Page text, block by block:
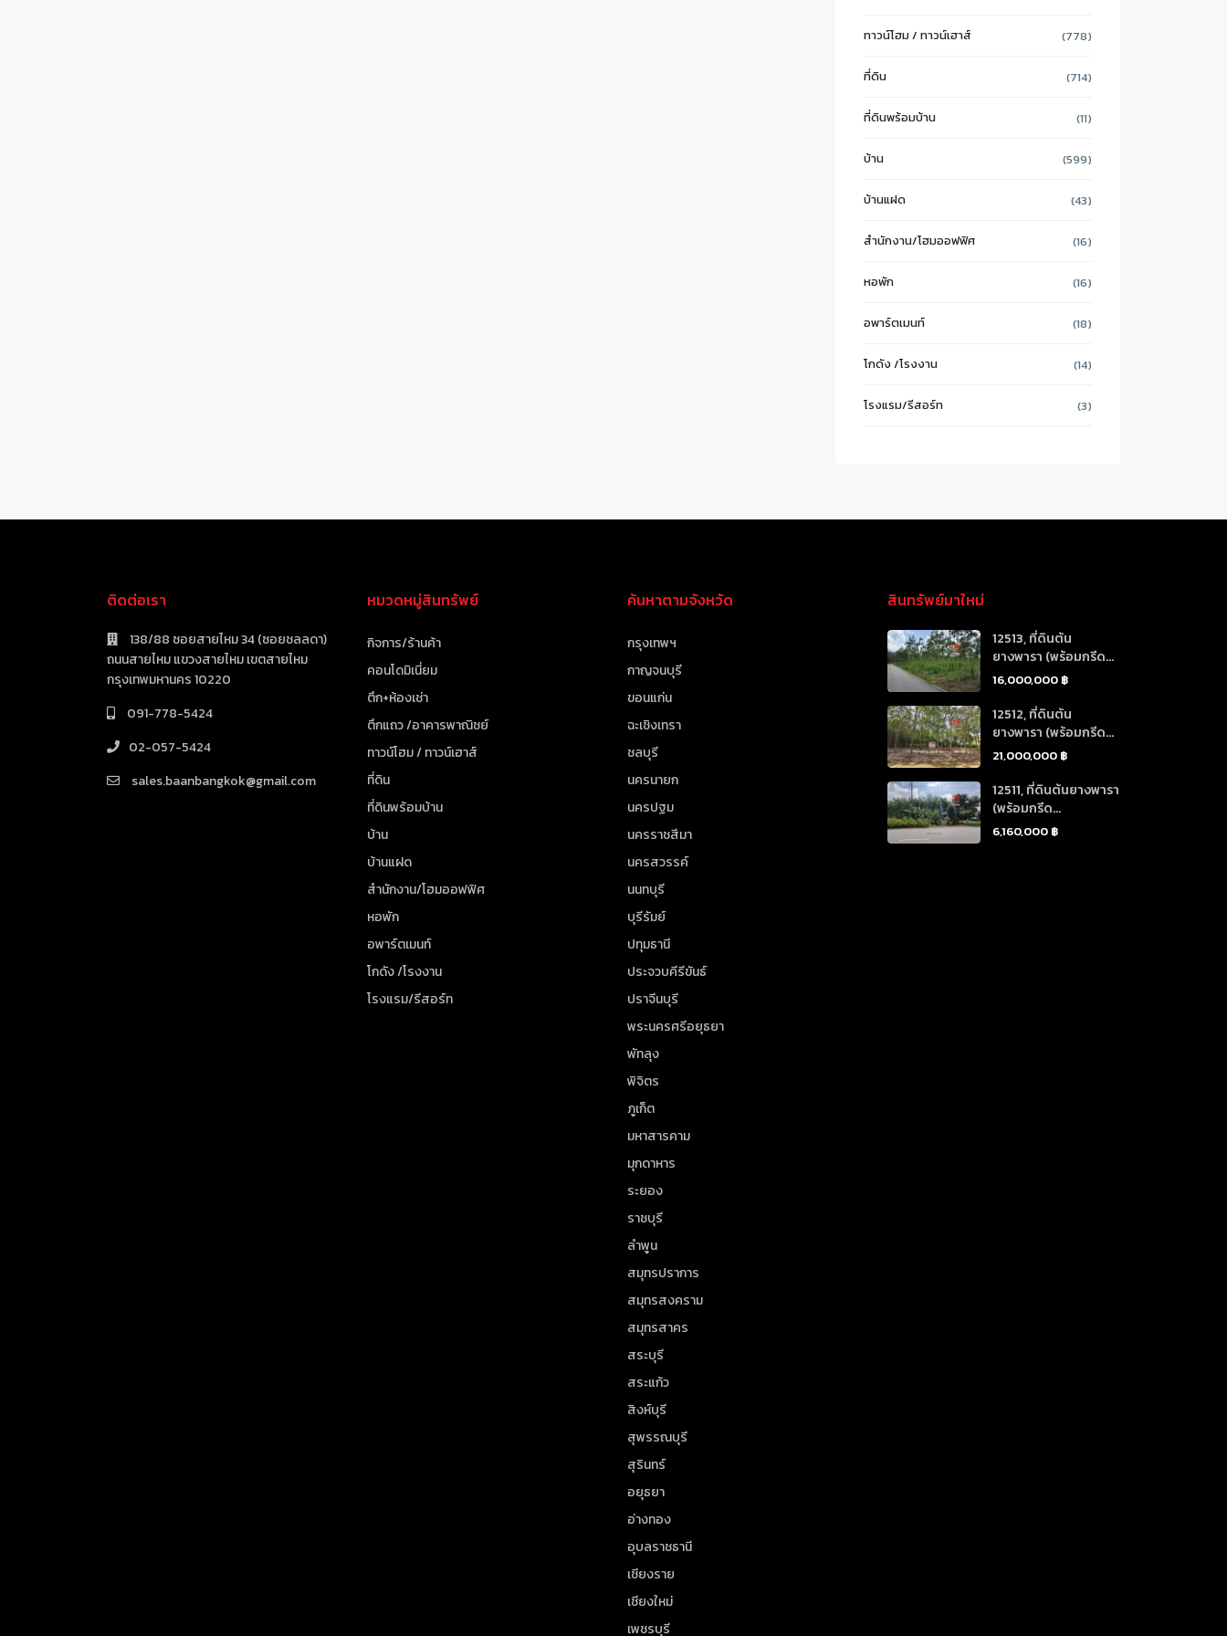
ทาวน์โฮม / ทาวน์เฮาส์ (778)
ที่ดิน (714)
ที่ดินพร้อมบ้าน (11)
บ้าน (599)
บ้านแฝด (43)
สำนักงาน/โฮมออฟฟิศ (16)
หอพัก (16)
อพาร์ตเมนท์ (18)
โกดัง /โรงงาน (14)
โรงแรม/รีสอร์ท (3)
ติดต่อเรา
138/88 ซอยสายไหม 34 (ซอยชลลดา)
ถนนสายไหม แขวงสายไหม เขตสายไหม
กรุงเทพมหานคร 10220
091-778-5424
02-057-5424
sales.baanbangkok@gmail.com
หมวดหมู่สินทรัพย์
กิจการ/ร้านค้า
คอนโดมิเนี่ยม
ตึก+ห้องเช่า
ตึกแถว /อาคารพาณิชย์
ทาวน์โฮม / ทาวน์เฮาส์
ที่ดิน
ที่ดินพร้อมบ้าน
บ้าน
บ้านแฝด
สำนักงาน/โฮมออฟฟิศ
หอพัก
อพาร์ตเมนท์
โกดัง /โรงงาน
โรงแรม/รีสอร์ท
ค้นหาตามจังหวัด
กรุงเทพฯ
กาญจนบุรี
ขอนแก่น
ฉะเชิงเทรา
ชลบุรี
นครนายก
นครปฐม
นครราชสีมา
นครสวรรค์
นนทบุรี
บุรีรัมย์
ปทุมธานี
ประจวบคีรีขันธ์
ปราจีนบุรี
พระนครศรีอยุธยา
พัทลุง
พิจิตร
ภูเก็ต
มหาสารคาม
มุกดาหาร
ระยอง
ราชบุรี
ลำพูน
สมุทรปราการ
สมุทรสงคราม
สมุทรสาคร
สระบุรี
สระแก้ว
สิงห์บุรี
สุพรรณบุรี
สุรินทร์
อยุธยา
อ่างทอง
อุบลราชธานี
เชียงราย
เชียงใหม่
เพชรบุรี
สินทรัพย์มาใหม่
12513, ที่ดินต้น
ยางพารา (พร้อมกรีด...
16,000,000 ฿
12512, ที่ดินต้น
ยางพารา (พร้อมกรีด...
21,000,000 ฿
12511, ที่ดินต้นยางพารา
(พร้อมกรีด...
6,160,000 ฿